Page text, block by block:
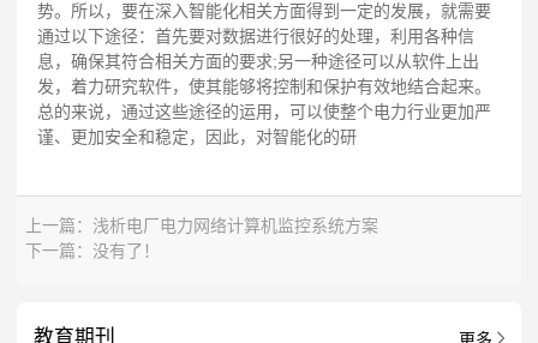
势。所以，要在深入智能化相关方面得到一定的发展，就需要
通过以下途径：首先要对数据进行很好的处理，利用各种信
息，确保其符合相关方面的要求;另一种途径可以从软件上出
发，着力研究软件，使其能够将控制和保护有效地结合起来。
总的来说，通过这些途径的运用，可以使整个电力行业更加严
谨、更加安全和稳定，因此，对智能化的研
上一篇： 浅析电厂电力网络计算机监控系统方案
下一篇：没有了！
教育期刊